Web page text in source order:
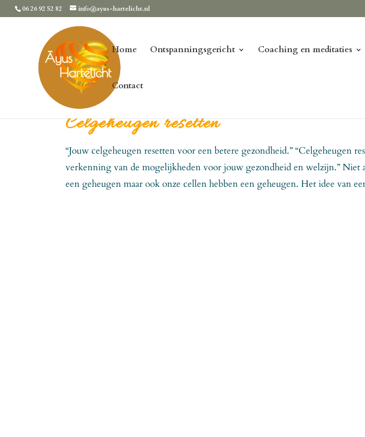
06 26 92 52 82 info@ayus-hartelicht.nl
Home Ontspanningsgericht Coaching en meditaties
Contact
Celgeheugen resetten
“Jouw celgeheugen resetten voor een betere gezondheid.” “Celgeheugen
verkenning van de mogelijkheden voor jouw gezondheid en welzijn.” Niet
een geheugen maar ook onze cellen hebben een geheugen. Het idee van